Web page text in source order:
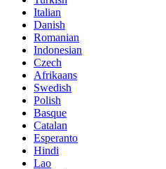
Italian
Danish
Romanian
Indonesian
Czech
Afrikaans
Swedish
Polish
Basque
Catalan
Esperanto
Hindi
Lao